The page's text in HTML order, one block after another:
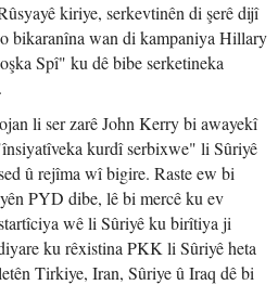
kiriye, serkevtinên di şerê dijî
bikaranîna wan di kampaniya Hillary
Spî" ku dê bibe serketineka
li ser zarê John Kerry bi awayekî
kurdî serbixwe" li Sûriyê
û rejîma wî bigire. Raste ew bi
PYD dibe, lê bi mercê ku ev
wê li Sûriyê ku birîtiya ji
ku rêxistina PKK li Sûriyê heta
Tirkiye, Iran, Sûriye û Iraq dê bi